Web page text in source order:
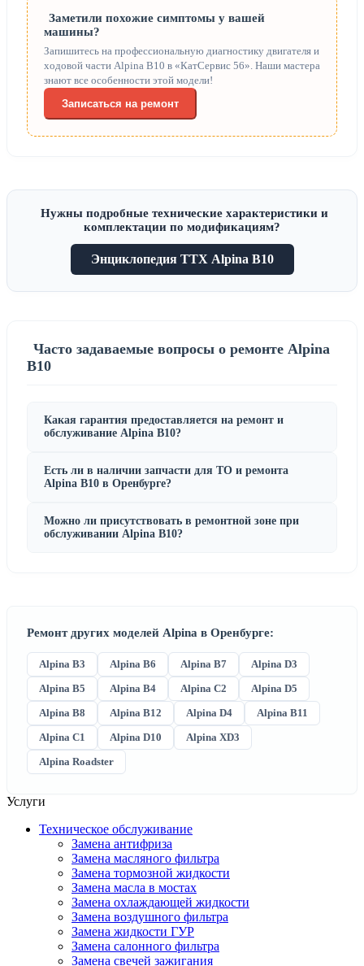
Заметили похожие симптомы у вашей
машины?
Запишитесь на профессиональную диагностику двигателя и
ходовой части Alpina B10 в «КатСервис 56». Наши мастера
знают все особенности этой модели!
Записаться на ремонт
Нужны подробные технические характеристики и
комплектации по модификациям?
Энциклопедия ТТХ Alpina B10
Часто задаваемые вопросы о ремонте Alpina
B10
Какая гарантия предоставляется на ремонт и
обслуживание Alpina B10?
Есть ли в наличии запчасти для ТО и ремонта
Alpina B10 в Оренбурге?
Можно ли присутствовать в ремонтной зоне при
обслуживании Alpina B10?
Ремонт других моделей Alpina в Оренбурге:
Alpina B3 Alpina B6 Alpina B7
Alpina D3
Alpina B5
Alpina B4 Alpina C2
Alpina D5
Alpina B8
Alpina B12 Alpina D4
Alpina B11
Alpina C1
Alpina D10
Alpina XD3
Alpina Roadster
Услуги
Техническое обслуживание
Замена антифриза
Замена масляного фильтра
Замена тормозной жидкости
Замена масла в мостах
Замена охлаждающей жидкости
Замена воздушного фильтра
Замена жидкости ГУР
Замена салонного фильтра
Замена свечей зажигания